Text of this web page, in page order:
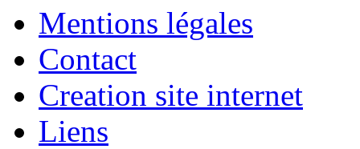
Mentions légales
Contact
Creation site internet
Liens